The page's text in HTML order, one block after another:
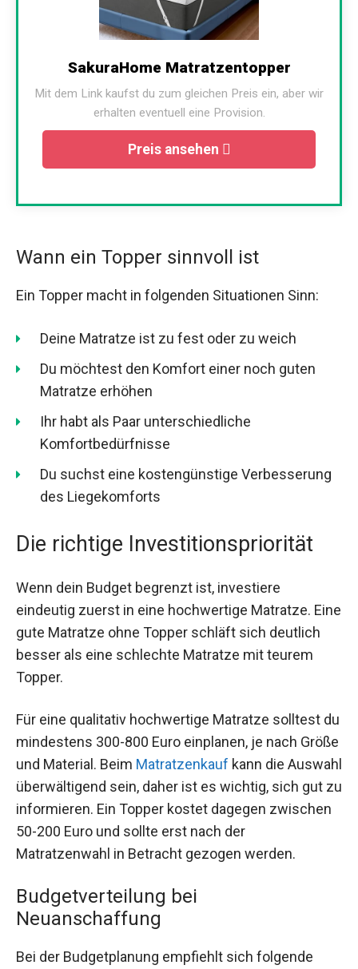
SakuraHome Matratzentopper
Mit dem Link kaufst du zum gleichen Preis ein, aber wir
erhalten eventuell eine Provision.
Preis ansehen
Wann ein Topper sinnvoll ist
Ein Topper macht in folgenden Situationen Sinn:
Deine Matratze ist zu fest oder zu weich
Du möchtest den Komfort einer noch guten
Matratze erhöhen
Ihr habt als Paar unterschiedliche
Komfortbedürfnisse
Du suchst eine kostengünstige Verbesserung
des Liegekomforts
Die richtige Investitionspriorität
Wenn dein Budget begrenzt ist, investiere
eindeutig zuerst in eine hochwertige Matratze. Eine
gute Matratze ohne Topper schläft sich deutlich
besser als eine schlechte Matratze mit teurem
Topper.
Für eine qualitativ hochwertige Matratze solltest du
mindestens 300-800 Euro einplanen, je nach Größe
und Material. Beim Matratzenkauf kann die Auswahl
überwältigend sein, daher ist es wichtig, sich gut zu
informieren. Ein Topper kostet dagegen zwischen
50-200 Euro und sollte erst nach der
Matratzenwahl in Betracht gezogen werden.
Budgetverteilung bei
Neuanschaffung
Bei der Budgetplanung empfiehlt sich folgende